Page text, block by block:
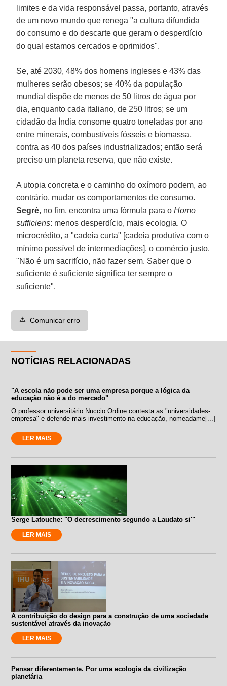
limites e da vida responsável passa, portanto, através
de um novo mundo que renega "a cultura difundida
do consumo e do descarte que geram o desperdício
do qual estamos cercados e oprimidos".
Se, até 2030, 48% dos homens ingleses e 43% das
mulheres serão obesos; se 40% da população
mundial dispõe de menos de 50 litros de água por
dia, enquanto cada italiano, de 250 litros; se um
cidadão da Índia consome quatro toneladas por ano
entre minerais, combustíveis fósseis e biomassa,
contra as 40 dos países industrializados; então será
preciso um planeta reserva, que não existe.
A utopia concreta e o caminho do oxímoro podem, ao
contrário, mudar os comportamentos de consumo.
Segrè, no fim, encontra uma fórmula para oHomo
sufficiens: menos desperdício, mais ecologia. O
microcrédito, a "cadeia curta" [cadeia produtiva com o
mínimo possível de intermediações], o comércio justo.
"Não é um sacrifício, não fazer sem. Saber que o
suficiente é suficiente significa ter sempre o
suficiente".
⚠️ Comunicar erro
NOTÍCIAS RELACIONADAS
"A escola não pode ser uma empresa porque a lógica da
educação não é a do mercado"
O professor universitário Nuccio Ordine contesta as "universidades-
empresa" e defende mais investimento na educação, nomeadame[...]
LER MAIS
Serge Latouche: "O decrescimento segundo a Laudato si'"
LER MAIS
A contribuição do design para a construção de uma sociedade
sustentável através da inovação
LER MAIS
Pensar diferentemente. Por uma ecologia da civilização
planetária